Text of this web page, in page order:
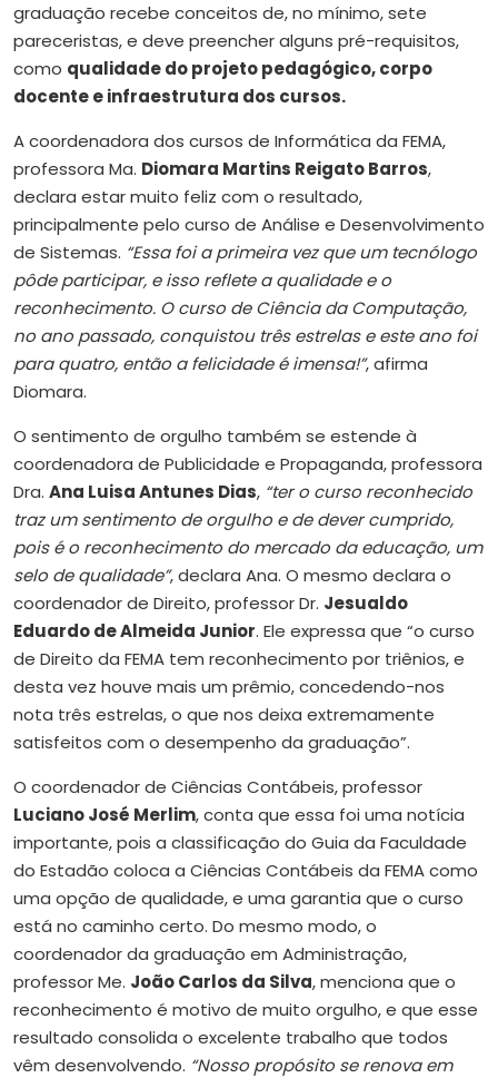
graduação recebe conceitos de, no mínimo, sete
pareceristas, e deve preencher alguns pré-requisitos,
como qualidade do projeto pedagógico, corpo
docente e infraestrutura dos cursos.
A coordenadora dos cursos de Informática da FEMA,
professora Ma. Diomara Martins Reigato Barros,
declara estar muito feliz com o resultado,
principalmente pelo curso de Análise e Desenvolvimento
de Sistemas. “Essa foi a primeira vez que um tecnólogo
pôde participar, e isso reflete a qualidade e o
reconhecimento. O curso de Ciência da Computação,
no ano passado, conquistou três estrelas e este ano foi
para quatro, então a felicidade é imensa!”, afirma
Diomara.
O sentimento de orgulho também se estende à
coordenadora de Publicidade e Propaganda, professora
Dra. Ana Luisa Antunes Dias, “ter o curso reconhecido
traz um sentimento de orgulho e de dever cumprido,
pois é o reconhecimento do mercado da educação, um
selo de qualidade”, declara Ana. O mesmo declara o
coordenador de Direito, professor Dr. Jesualdo
Eduardo de Almeida Junior. Ele expressa que “o curso
de Direito da FEMA tem reconhecimento por triênios, e
desta vez houve mais um prêmio, concedendo-nos
nota três estrelas, o que nos deixa extremamente
satisfeitos com o desempenho da graduação”.
O coordenador de Ciências Contábeis, professor
Luciano José Merlim, conta que essa foi uma notícia
importante, pois a classificação do Guia da Faculdade
do Estadão coloca a Ciências Contábeis da FEMA como
uma opção de qualidade, e uma garantia que o curso
está no caminho certo. Do mesmo modo, o
coordenador da graduação em Administração,
professor Me. João Carlos da Silva, menciona que o
reconhecimento é motivo de muito orgulho, e que esse
resultado consolida o excelente trabalho que todos
vêm desenvolvendo. “Nosso propósito se renova em